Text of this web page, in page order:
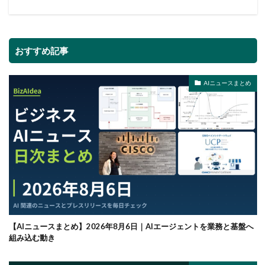
おすすめ記事
AIニュースまとめ
【AIニュースまとめ】2026年8月6日｜AIエージェントを業務と基盤へ
組み込む動き